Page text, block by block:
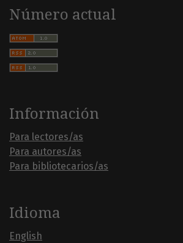
Número actual
Información
Para lectores/as
Para autores/as
Para bibliotecarios/as
Idioma
English